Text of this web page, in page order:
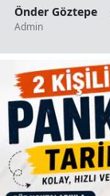
Önder Göztepe
Admin